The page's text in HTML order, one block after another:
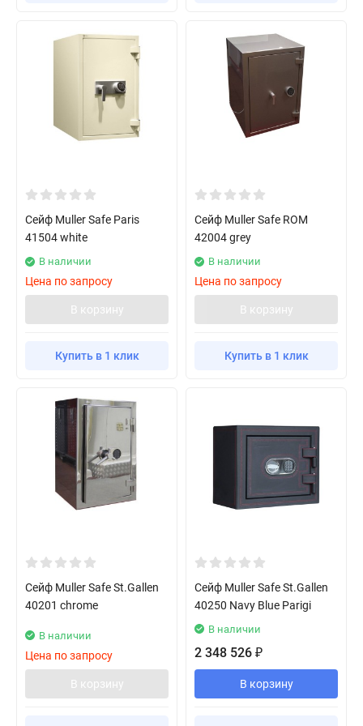
Сейф Muller Safe Paris
41504 white
В наличии
Цена по запросу
В корзину
Купить в 1 клик
Сейф Muller Safe ROM
42004 grey
В наличии
Цена по запросу
В корзину
Купить в 1 клик
Сейф Muller Safe St.Gallen
40201 chrome
В наличии
Цена по запросу
В корзину
Сейф Muller Safe St.Gallen
40250 Navy Blue Parigi
В наличии
2 348 526 ₽
В корзину